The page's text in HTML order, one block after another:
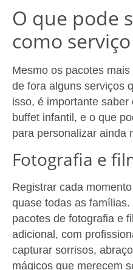
O que pode
como
Mesmo os pacotes
de fora alguns serviços
isso, é importante
buffet infantil, e o que
para personalizar ainda
Fotografia e
Registrar cada
quase todas as
pacotes de fotografia e
adicional, com
capturar sorrisos,
mágicos que merecem